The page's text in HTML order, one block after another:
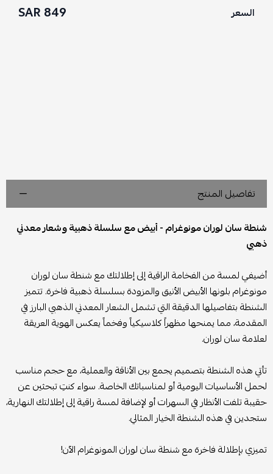
السعر 849 SAR
تفاصيل المنتج
شنطة سان لوران مونوغرام - أبيض مع سلسلة ذهبية وشعار معدني
ذهبي
أضيفي لمسة من الفخامة الراقية إلى إطلالتك مع شنطة سان لوران
مونوغرام بلونها الأبيض الأنيق والمزودة بسلسلة ذهبية فاخرة. تتميز
الشنطة بتفاصيلها الدقيقة التي تشمل الشعار المعدني الذهبي البارز في
المقدمة، مما يمنحها مظهراً كلاسيكياً وفخماً يعكس الهوية العريقة
لعلامة سان لوران.
تأتي هذه الشنطة بتصميم يجمع بين الأناقة والعملية، مع حجم مناسب
لحمل الأساسيات اليومية أو لمناسباتك الخاصة. سواء كنتِ تبحثين عن
حقيبة تلفت الأنظار في السهرات أو لإضافة لمسة راقية إلى إطلالتك النهارية،
ستجدين في هذه الشنطة الخيار المثالي.
تميزي بإطلالة فاخرة مع شنطة سان لوران المونوغرام الآن!